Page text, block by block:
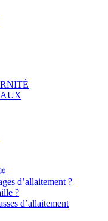
d’allaitement ?
?
d’allaitement